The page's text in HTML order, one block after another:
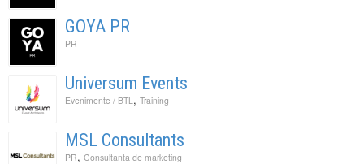
GOYA PR
PR
Universum Events
Evenimente / BTL, Training
MSL Consultants
PR, Consultanta de marketing